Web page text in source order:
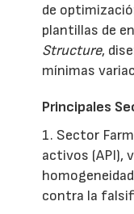
de
plantillas de
Structure,
mínimas
Principales
1. Sector
activos (API),
contra la